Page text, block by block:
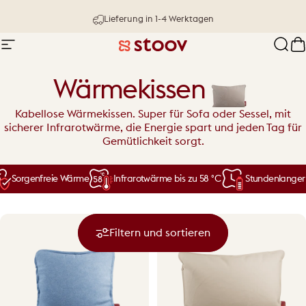
30 Tage testen & Geld-zurück-Garantie
Seitennavigation Stoov® | Cordless Heated Cushions
Wärmekissen
Kabellose Wärmekissen. Super für Sofa oder Sessel, mit
sicherer Infrarotwärme, die Energie spart und jeden Tag für
Gemütlichkeit sorgt.
Sorgenfreie Wärme Infrarotwärme bis zu 58 °C Stundenlanger
Filtern und sortieren